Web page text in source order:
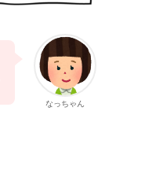
なっちゃん